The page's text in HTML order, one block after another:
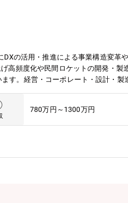
の活用・推進による事業構造変革
高頻度化や民間ロケットの開発・製
す。経営・コーポレート・設計・製
理職（スペシャリスト）としての採
きます。【業務内容】IHIの航空・宇
構造改革・業務プロセス改革に関
計/生産/調達/営業/総務人事/経営管
を活用した業務構造改革のための企
の導入までを主担当として取りま
には、並行して担当いただくよう
780万円～1300万円